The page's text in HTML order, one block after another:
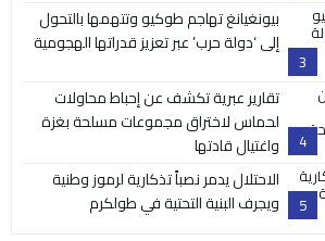
3
بيونغيانغ تهاجم طوكيو وتتهمها بالتحول
إلى ‘دولة حرب’ عبر تعزيز قدراتها الهجومية
4
تقارير عبرية تكشف عن إحباط محاولات
لحماس لاختراق مجموعات مسلحة بغزة
واغتيال قادتها
5
الاحتلال يدمر نصباً تذكارية لرموز وطنية
ويجرف البنية التحتية في طولكرم